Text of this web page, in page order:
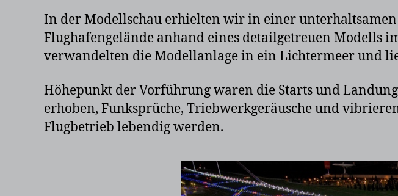
In der Modellschau erhielten wir in einer
Flughafengelände anhand eines detailgetreuen Modells
verwandelten die Modellanlage in ein Lichtermeer und
Höhepunkt der Vorführung waren die Starts und
erhoben, Funksprüche, Triebwerkgeräusche und
Flugbetrieb lebendig werden.